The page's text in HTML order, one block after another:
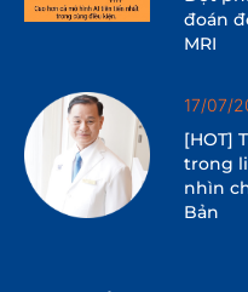
đoán
MRI
17/07/
[HOT]
trong
nhìn
Bản